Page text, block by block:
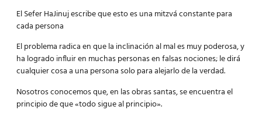
El Sefer HaJinuj escribe que esto es una mitzvá constante para
cada persona
El problema radica en que la inclinación al mal es muy poderosa, y
ha logrado influir en muchas personas en falsas nociones; le dirá
cualquier cosa a una persona solo para alejarlo de la verdad.
Nosotros conocemos que, en las obras santas, se encuentra el
principio de que «todo sigue al principio».